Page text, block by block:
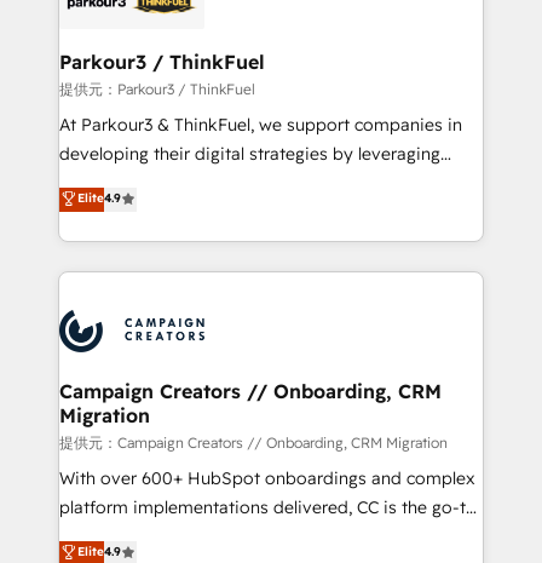
companies scale faster and smarter. 🔹 BOOMS:
Demand generation for all your buyers With BOOMS,
you invest in 100% of your buyers, accelerating your
growth and positioning yourself as an undisputed
transformation process A methodology designed to
implement HubSpot effectively and optimize your
record of business transformation, our growth-first
approach has helped brands dominate their
Parkour3 / ThinkFuel
提供元：Parkour3 / ThinkFuel
At Parkour3 & ThinkFuel, we support companies in
developing their digital strategies by leveraging
technologies and automating their marketing and
sales processes to generate growth. Our offer spans
from Strategy to Operations. We specialize in CRM
onboarding and implementation, web design, sales
extensive experience working with tech companies
and manufacturers since 2002, we are committed to
empowering our clients and developing their
autonomy. Get to grips with HubSpot through
guided implementation and seamless integration of
the CRM platform into your digital ecosystem. Would
you like support in deploying your inbound
Elite4.9
Campaign Creators // Onboarding, CRM
Migration
提供元：Campaign Creators // Onboarding, CRM Migration
With over 600+ HubSpot onboardings and complex
platform implementations delivered, CC is the go-to
Elite Solutions Partner for businesses ready to
Elite4.9